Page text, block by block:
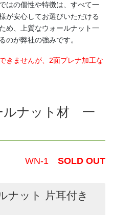
はの個性や特徴は、すべて一
が安心してお選びいただける
め、上質なウォールナット一
のが弊社の強みです。
きませんが、2面プレナ加工な
ルナット材 一
WN-1 SOLD OUT
ナット 片耳付き